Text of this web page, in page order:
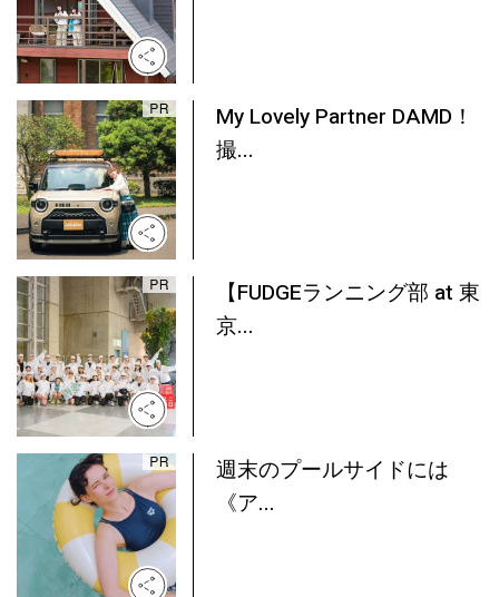
My Lovely Partner DAMD！
撮...
【FUDGEランニング部 at 東
京...
週末のプールサイドには
《ア...